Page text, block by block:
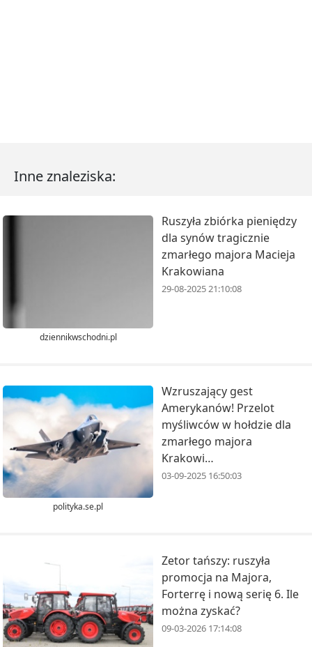
Inne znaleziska:
dziennikwschodni.pl
Ruszyła zbiórka pieniędzy
dla synów tragicznie
zmarłego majora Macieja
Krakowiana
29-08-2025 21:10:08
polityka.se.pl
Wzruszający gest
Amerykanów! Przelot
myśliwców w hołdzie dla
zmarłego majora
Krakowi…
03-09-2025 16:50:03
Zetor tańszy: ruszyła
promocja na Majora,
Forterrę i nową serię 6. Ile
można zyskać?
09-03-2026 17:14:08